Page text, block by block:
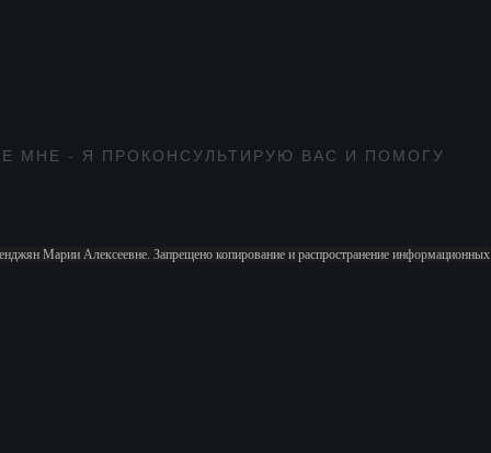
МНЕ - Я ПРОКОНСУЛЬТИРУЮ ВАС И ПОМОГУ
Марии Алексеевне. Запрещено копирование и распространение информационных